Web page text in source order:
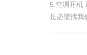
5.空调开机
是必需找我